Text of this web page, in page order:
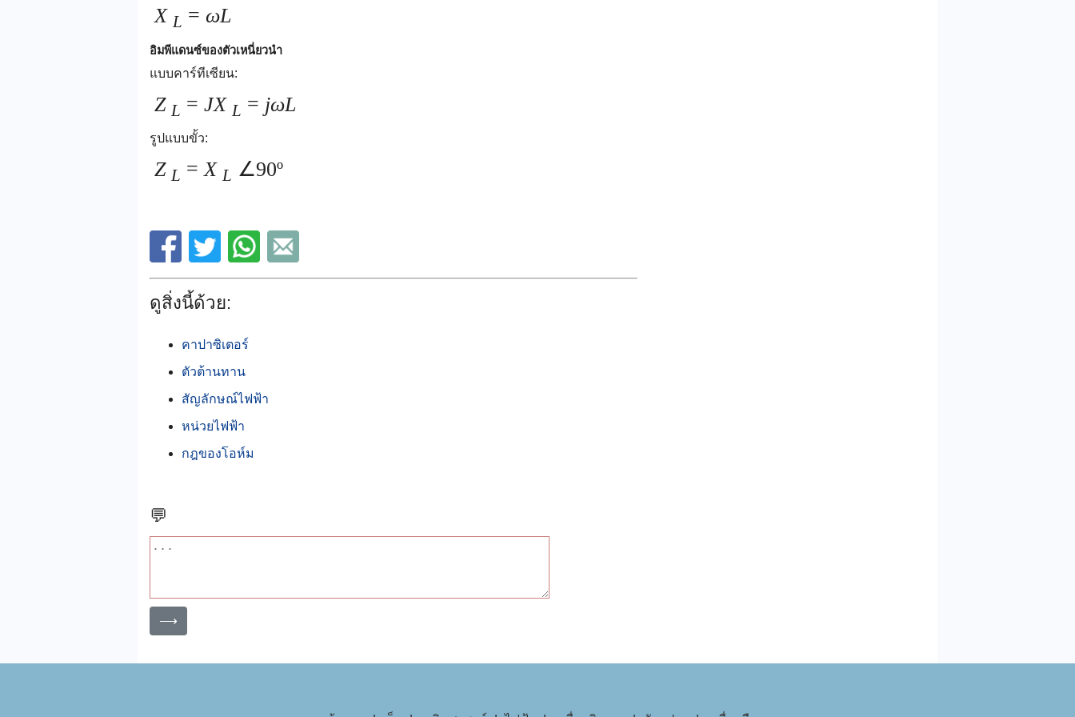
X L = ωL
อิมพีแดนซ์ของตัวเหนี่ยวนำ
แบบคาร์ทีเซียน:
Z L = JX L = jωL
รูปแบบขั้ว:
Z L =X L ∠90º
ดูสิ่งนี้ด้วย:
คาปาซิเตอร์
ตัวต้านทาน
สัญลักษณ์ไฟฟ้า
หน่วยไฟฟ้า
กฎของโอห์ม
💬
⟶